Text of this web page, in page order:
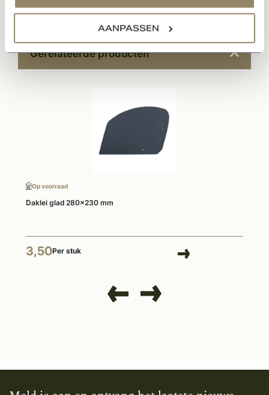
AANPASSEN
Gerelateerde producten
Op voorraad
Daklei glad 280x230 mm
3,50Per stuk